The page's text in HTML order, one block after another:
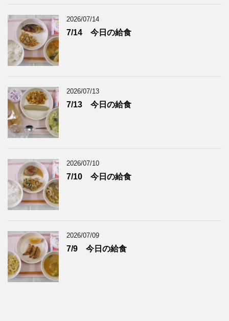
2026/07/14
7/14 今日の給食
2026/07/13
7/13 今日の給食
2026/07/10
7/10 今日の給食
2026/07/09
7/9 今日の給食